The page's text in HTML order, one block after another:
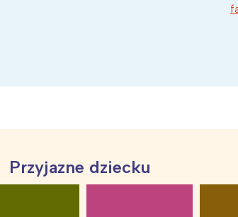
Przyjazne dziecku